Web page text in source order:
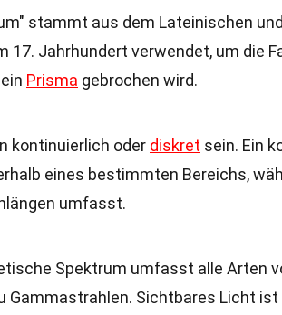
stammt aus dem Lateinischen
17. Jahrhundert verwendet, um die
Prisma gebrochen wird.
kontinuierlich oder diskret sein. Ein
eines bestimmten Bereichs,
umfasst.
Spektrum umfasst alle Arten
Gammastrahlen. Sichtbares Licht